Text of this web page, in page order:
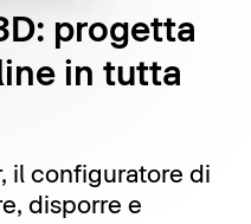
progetta
in tutta
il configuratore di
disporre e